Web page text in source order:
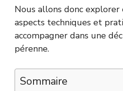
Nous allons donc explorer
aspects techniques et
accompagner dans une
pérenne.
Sommaire